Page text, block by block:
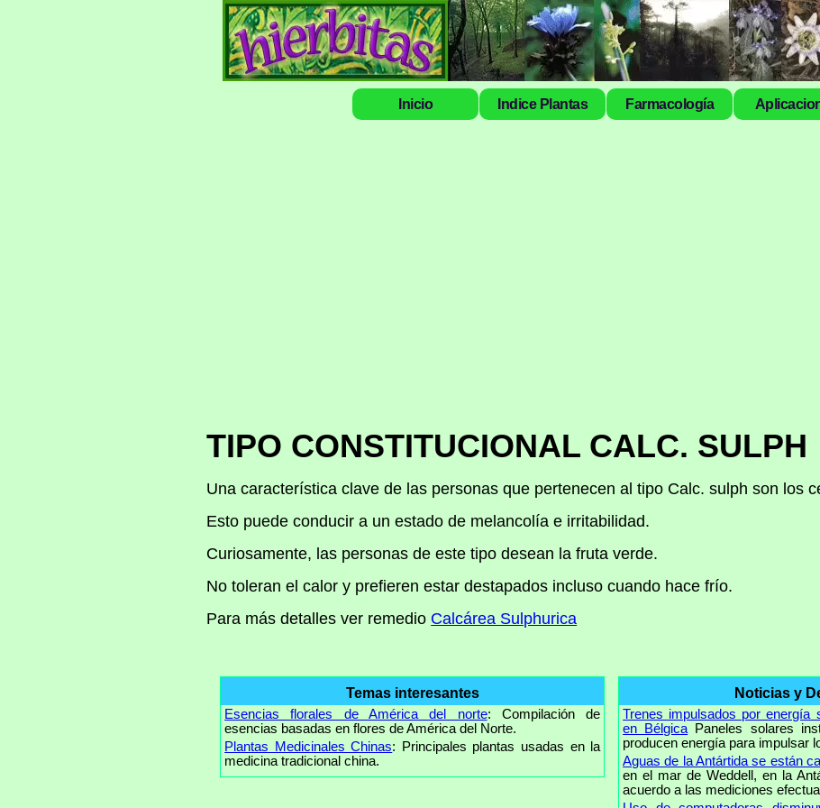
Inicio Indice Plantas Farmacología
TIPO CONSTITUCIONAL CALC. SULPH
Una característica clave de las personas que pertenecen al tipo Calc. sulph son los
Esto puede conducir a un estado de melancolía e irritabilidad.
Curiosamente, las personas de este tipo desean la fruta verde.
No toleran el calor y prefieren estar destapados incluso cuando hace frío.
Para más detalles ver remedio Calcárea Sulphurica
Temas interesantes
Esencias florales de América del norte: Compilación de
esencias basadas en flores de América del Norte.
Plantas Medicinales Chinas: Principales plantas usadas en la
medicina tradicional china.
Noticias y
Trenes impulsados por energía
en Bélgica Paneles solares
producen energía para impulsar
Aguas de la Antártida se están
en el mar de Weddell, en la
acuerdo a las mediciones